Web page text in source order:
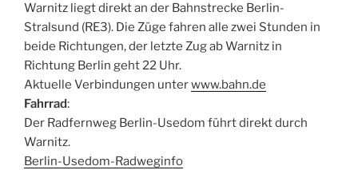
Warnitz liegt direkt an der Bahnstrecke Berlin-
Stralsund (RE3). Die Züge fahren alle zwei Stunden in
beide Richtungen, der letzte Zug ab Warnitz in
Richtung Berlin geht 22 Uhr.
Aktuelle Verbindungen unterwww.bahn.de
Fahrrad:
Der Radfernweg Berlin-Usedom führt direkt durch
Warnitz.
Berlin-Usedom-Radweginfo